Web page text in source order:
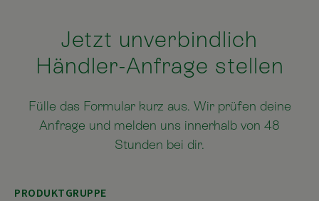
Jetzt unverbindlich
Händler-Anfrage stellen
Fülle das Formular kurz aus. Wir prüfen deine
Anfrage und melden uns innerhalb von 48
Stunden bei dir.
PRODUKTGRUPPE